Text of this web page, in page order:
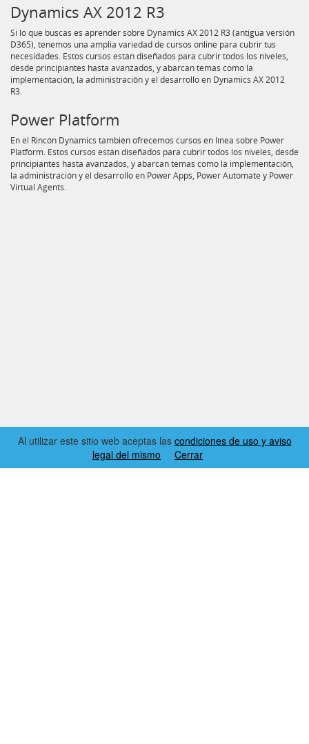
Dynamics AX 2012 R3
Si lo que buscas es aprender sobre Dynamics AX 2012 R3 (antigua versión
D365), tenemos una amplia variedad de cursos online para cubrir tus
necesidades. Estos cursos están diseñados para cubrir todos los niveles,
desde principiantes hasta avanzados, y abarcan temas como la
implementación, la administración y el desarrollo en Dynamics AX 2012
R3.
Power Platform
En el Rincón Dynamics también ofrecemos cursos en línea sobre Power
Platform. Estos cursos están diseñados para cubrir todos los niveles, desde
principiantes hasta avanzados, y abarcan temas como la implementación,
la administración y el desarrollo en Power Apps, Power Automate y Power
Virtual Agents.
Al utilizar este sitio web aceptas las condiciones de uso y aviso
legal del mismo
Cerrar